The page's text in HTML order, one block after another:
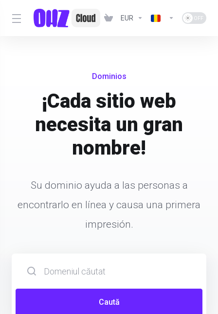
EUR
Dominios
¡Cada sitio web
necesita un gran
nombre!
Su dominio ayuda a las personas a
encontrarlo en línea y causa una primera
impresión.
Caută